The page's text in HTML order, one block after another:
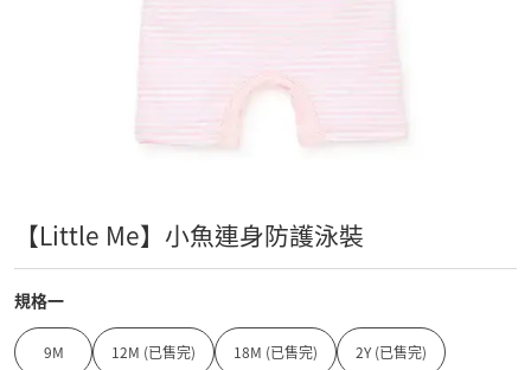
【Little Me】小魚連身防護泳裝
規格一
9M 12M (已售完) 18M (已售完) 2Y (已售完)